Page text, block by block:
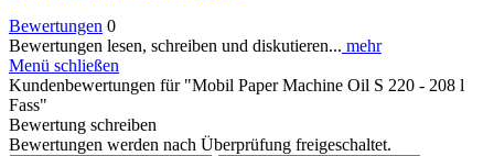
Bewertungen 0
Bewertungen lesen, schreiben und diskutieren... mehr
Menü schließen
Kundenbewertungen für "Mobil Paper Machine Oil S 220 - 208 l
Fass"
Bewertung schreiben
Bewertungen werden nach Überprüfung freigeschaltet.